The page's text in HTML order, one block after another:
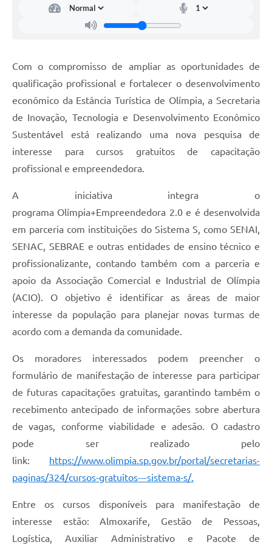
Com o compromisso de ampliar as oportunidades de
qualificação profissional e fortalecer o desenvolvimento
econômico da Estância Turística de Olímpia, a Secretaria
de Inovação, Tecnologia e Desenvolvimento Econômico
Sustentável está realizando uma nova pesquisa de
interesse para cursos gratuitos de capacitação
profissional e empreendedora.
A iniciativa integra o
programa Olímpia+Empreendedora 2.0 e é desenvolvida
em parceria com instituições do Sistema S, como SENAI,
SENAC, SEBRAE e outras entidades de ensino técnico e
profissionalizante, contando também com a parceria e
apoio da Associação Comercial e Industrial de Olímpia
(ACIO). O objetivo é identificar as áreas de maior
interesse da população para planejar novas turmas de
acordo com a demanda da comunidade.
Os moradores interessados podem preencher o
formulário de manifestação de interesse para participar
de futuras capacitações gratuitas, garantindo também o
recebimento antecipado de informações sobre abertura
de vagas, conforme viabilidade e adesão. O cadastro
pode ser realizado pelo
link: https://www.olimpia.sp.gov.br/portal/secretarias-
paginas/324/cursos-gratuitos---sistema-s/.
Entre os cursos disponíveis para manifestação de
interesse estão: Almoxarife, Gestão de Pessoas,
Logística, Auxiliar Administrativo e Pacote de